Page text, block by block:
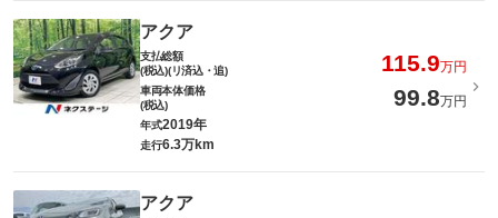
アクア
支払総額
(税込)(リ済込・追)
115.9万円
車両本体価格
(税込)
99.8万円
年式2019年
走行6.3万km
アクア